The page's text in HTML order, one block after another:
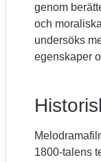
genom
och
undersöks
egenskaper
1800-talens